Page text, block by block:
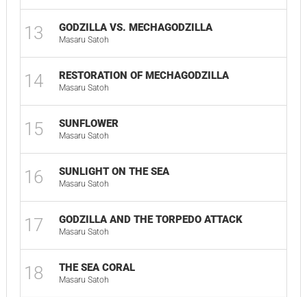
13 GODZILLA VS. MECHAGODZILLA
Masaru Satoh
14 RESTORATION OF MECHAGODZILLA
Masaru Satoh
15 SUNFLOWER
Masaru Satoh
16 SUNLIGHT ON THE SEA
Masaru Satoh
17 GODZILLA AND THE TORPEDO ATTACK
Masaru Satoh
18 THE SEA CORAL
Masaru Satoh